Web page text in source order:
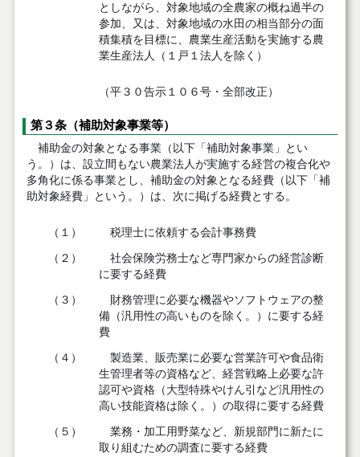
としながら、対象地域の全農家の概ね過半の
参加、又は、対象地域の水田の相当部分の面
積集積を目標に、農業生産活動を実施する農
業生産法人（１戸１法人を除く）
（平３０告示１０６号・全部改正）
第３条（補助対象事業等）
補助金の対象となる事業（以下「補助対象事業」とい
う。）は、設立間もない農業法人が実施する経営の複合化や
多角化に係る事業とし、補助金の対象となる経費（以下「補
助対象経費」という。）は、次に掲げる経費とする。
（１） 税理士に依頼する会計事務費
（２）
社会保険労務士など専門家からの経営診断
に要する経費
（３）
財務管理に必要な機器やソフトウェアの整
備（汎用性の高いものを除く。）に要する経
費
（４）
製造業、販売業に必要な営業許可や食品衛
生管理者等の資格など、経営戦略上必要な許
認可や資格（大型特殊やけん引など汎用性の
高い技能資格は除く。）の取得に要する経費
（５）
業務・加工用野菜など、新規部門に新たに
取り組むための調査に要する経費